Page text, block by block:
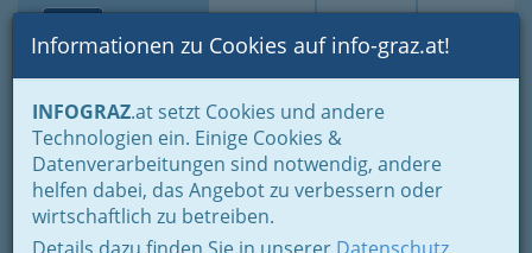
Suche Login Toggle
Informationen zu Cookies auf info-graz.at!
INFOGRAZ.at setzt Cookies und andere
Technologien ein. Einige Cookies &
Datenverarbeitungen sind notwendig, andere
helfen dabei, das Angebot zu verbessern oder
wirtschaftlich zu betreiben.
Home Branchen
Gesundheit und Soziales
Apotheken - Pharmazien
Apotheken in Graz und
Umgebung - Pharmazie